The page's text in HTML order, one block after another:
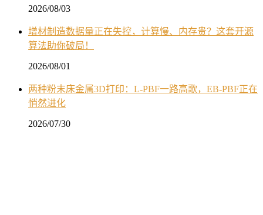
2026/08/03
增材制造数据量正在失控，计算慢、内存贵？这套开源
算法助你破局！
2026/08/01
两种粉末床金属3D打印：L-PBF一路高歌，EB-PBF正在
悄然进化
2026/07/30